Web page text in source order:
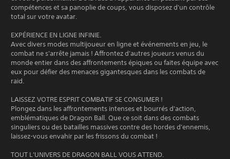
compétences et sa panoplie de coups, vous disposez d'un contrôle
total sur votre avatar.
EXPÉRIENCE EN LIGNE INFINIE.
Avec divers modes multijoueur en ligne et événements en jeu, le
combat ne s'arrête jamais ! Affrontez d'autres joueurs venus du
monde entier dans des affrontements épiques ou faites équipe avec
eux pour défier des menaces gigantesques dans les combats de
raid.
LAISSEZ VOTRE ESPRIT COMBATIF SE CONSUMER !
Plongez dans les affrontements intenses et bourrés d'action,
emblématiques de Dragon Ball. Que ce soit dans des combats
singuliers ou des batailles massives contre des hordes d'ennemis,
laissez-vous envahir par les frissons du combat !
TOUT L'UNIVERS DE DRAGON BALL VOUS ATTEND.